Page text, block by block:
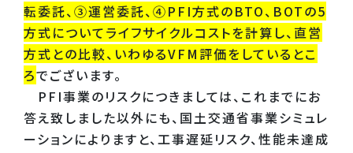
転委託、③運営委託、④PFI方式のBTO、BOTの5
方式についてライフサイクルコストを計算し、直営
方式との比較、いわゆるVFM評価をしているとこ
ろでございます。
PFI事業のリスクにつきましては、これまでにお
答え致しました以外にも、国土交通省事業シミュレ
ーションによりますと、工事遅延リスク、性能未達成